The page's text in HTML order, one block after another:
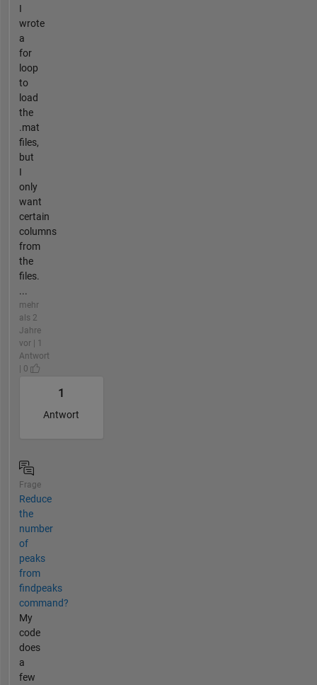
I
wrote
a
for
loop
to
load
the
.mat
files,
but
I
only
want
certain
columns
from
the
files.
...
mehr
als 2
Jahre
vor | 1
Antwort
| 0
1
Antwort
Frage
Reduce
the
number
of
peaks
from
findpeaks
command?
My
code
does
a
few